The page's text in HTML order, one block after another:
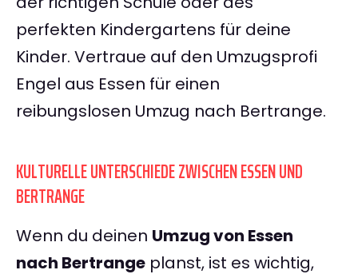
perfekten Kindergartens für deine
Kinder. Vertraue auf den Umzugsprofi
Engel aus Essen für einen
reibungslosen Umzug nach Bertrange.
KULTURELLE UNTERSCHIEDE ZWISCHEN ESSEN UND
BERTRANGE
Wenn du deinen Umzug von Essen
nach Bertrange planst, ist es wichtig,